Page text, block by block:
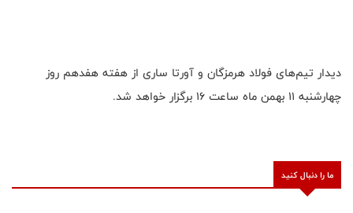
دیدار تیم‌های فولاد هرمزگان و آورتا ساری از هفته هفدهم روز
چهارشنبه ۱۱ بهمن ماه ساعت ۱۶ برگزار خواهد شد.
ما را دنبال کنید